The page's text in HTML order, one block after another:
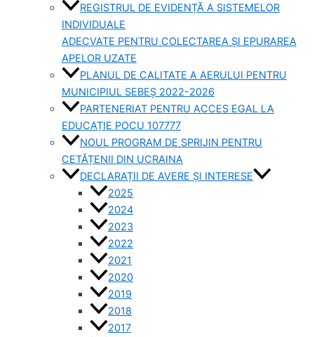
REGISTRUL DE EVIDENȚĂ A SISTEMELOR
INDIVIDUALE
ADECVATE PENTRU COLECTAREA ȘI EPURAREA
APELOR UZATE
PLANUL DE CALITATE A AERULUI PENTRU
MUNICIPIUL SEBEȘ 2022-2026
PARTENERIAT PENTRU ACCES EGAL LA
EDUCAȚIE POCU 107777
NOUL PROGRAM DE SPRIJIN PENTRU
CETĂȚENII DIN UCRAINA
DECLARAȚII DE AVERE ȘI INTERESE
2025
2024
2023
2022
2021
2020
2019
2018
2017